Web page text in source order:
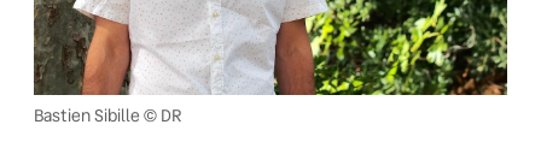
Bastien Sibille © DR